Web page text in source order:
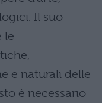
Il suo
le
e naturali delle
è necessario